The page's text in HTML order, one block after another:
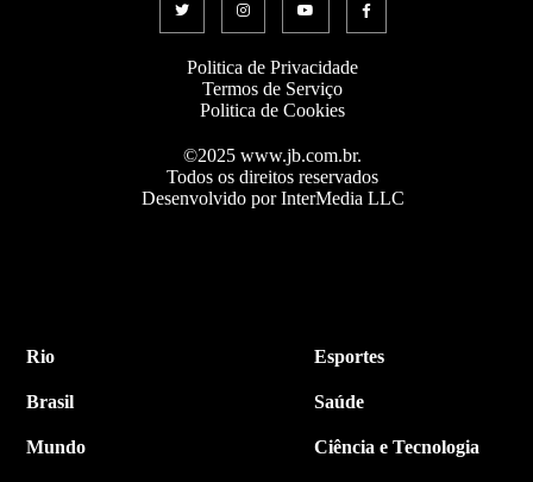
Politica de Privacidade
Termos de Serviço
Politica de Cookies
©2025 www.jb.com.br.
Todos os direitos reservados
Desenvolvido por InterMedia LLC
Rio
Brasil
Mundo
Esportes
Saúde
Ciência e Tecnologia